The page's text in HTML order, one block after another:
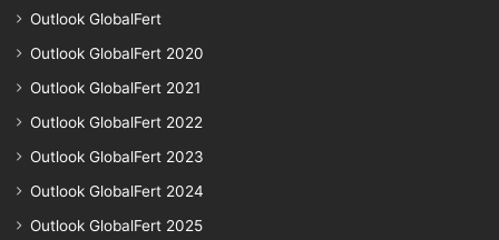
Outlook GlobalFert
Outlook GlobalFert 2020
Outlook GlobalFert 2021
Outlook GlobalFert 2022
Outlook GlobalFert 2023
Outlook GlobalFert 2024
Outlook GlobalFert 2025